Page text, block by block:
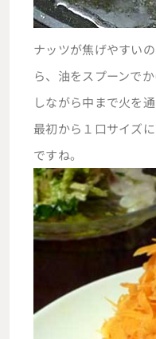
ナッツが焦げやすい
ら、油をスプーンで
しながら中まで火を通
最初から１口サイズ
ですね。